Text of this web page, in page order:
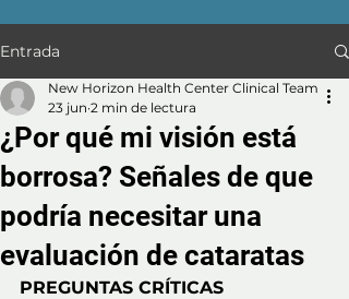
Entrada
¿Por qué mi visión está
borrosa? Señales de que
podría necesitar una
evaluación de cataratas
New Horizon Health Center Clinical Team
23 jun 2 min de lectura
PREGUNTAS CRÍTICAS